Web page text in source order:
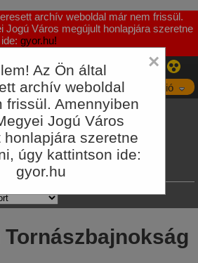
×
Az Ön által
archív weboldal
frissül. Amennyiben
Jogú Város
honlapjára szeretne
úgy kattintson ide:
gyor.hu
archív weboldal már nem frissül.
Jogú Város megújult honlapjára szeretne
gyor.hu!
Navigáció
Létesítmények
Egyesületek
Büszkeségeink
Galéria